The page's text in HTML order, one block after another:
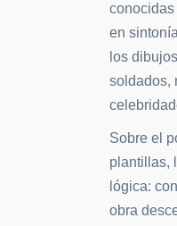
en
los
soldados,
Sobre el
plantillas,
lógica:
obra